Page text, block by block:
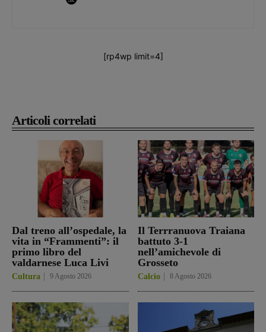
Articoli correlati
Dal treno all’ospedale, la
vita in “Frammenti”: il
primo libro del
valdarnese Luca Livi
Cultura 9 Agosto 2026
Il Terrranuova Traiana
battuto 3-1
nell’amichevole di
Grosseto
Calcio 8 Agosto 2026
[rp4wp limit=4]